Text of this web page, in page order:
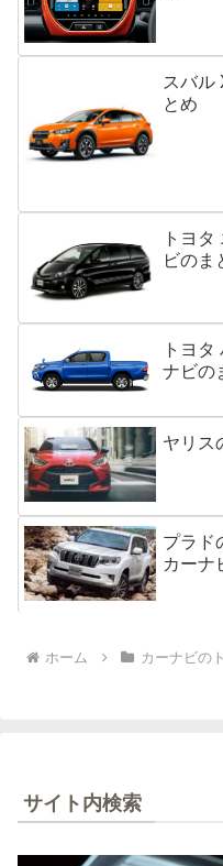
スバル
とめ
トヨ
ビのま
トヨ
ナビの
ヤリス
プラド
カーナ
ホーム カーナビの
サイト内検索